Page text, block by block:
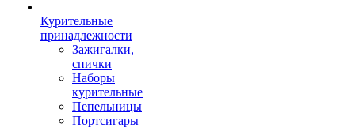
Курительные
принадлежности
Зажигалки,
спички
Наборы
курительные
Пепельницы
Портсигары